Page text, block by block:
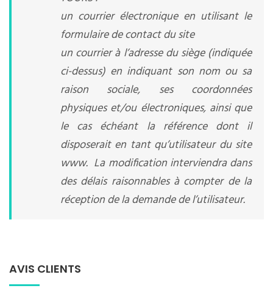
un courrier électronique en utilisant le
formulaire de contact du site
un courrier à l’adresse du siège (indiquée
ci-dessus) en indiquant son nom ou sa
raison sociale, ses coordonnées
physiques et/ou électroniques, ainsi que
le cas échéant la référence dont il
disposerait en tant qu’utilisateur du site
www. La modification interviendra dans
des délais raisonnables à compter de la
réception de la demande de l’utilisateur.
AVIS CLIENTS